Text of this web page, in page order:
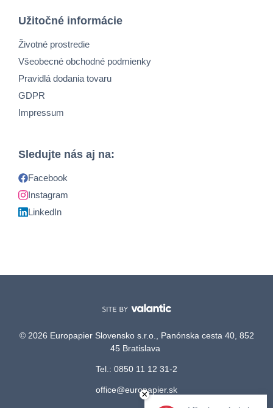
Užitočné informácie
Životné prostredie
Všeobecné obchodné podmienky
Pravidlá dodania tovaru
GDPR
Impressum
Sledujte nás aj na:
Facebook
Instagram
LinkedIn
© 2026 Europapier Slovensko s.r.o., Panónska cesta 40, 852
45 Bratislava
Tel.: 0850 11 12 31-2
office@europapier.sk
×